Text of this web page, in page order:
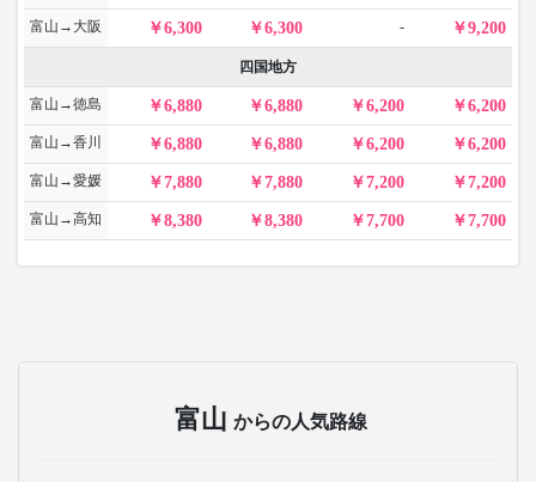
富山→大阪 6,300 6,300 - 9,200
四国地方
富山→徳島 6,880 6,880 6,200 6,200
富山→香川 6,880 6,880 6,200 6,200
富山→愛媛 7,880 7,880 7,200 7,200
富山→高知 8,380 8,380 7,700 7,700
富山 からの人気路線